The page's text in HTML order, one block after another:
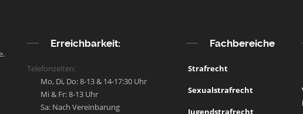
Erreichbarkeit:
Telefonzeiten:
Mo, Di, Do: 8-13 & 14-17:30 Uhr
Mi & Fr: 8-13 Uhr
Sa: Nach Vereinbarung
Fachbereiche
Strafrecht
Sexualstrafrecht
Jugendstrafrecht